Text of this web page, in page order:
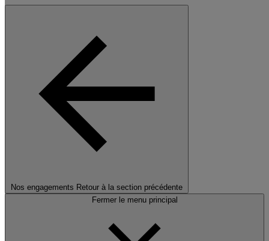
Nos engagements Retour à la section précédente
Fermer le menu principal